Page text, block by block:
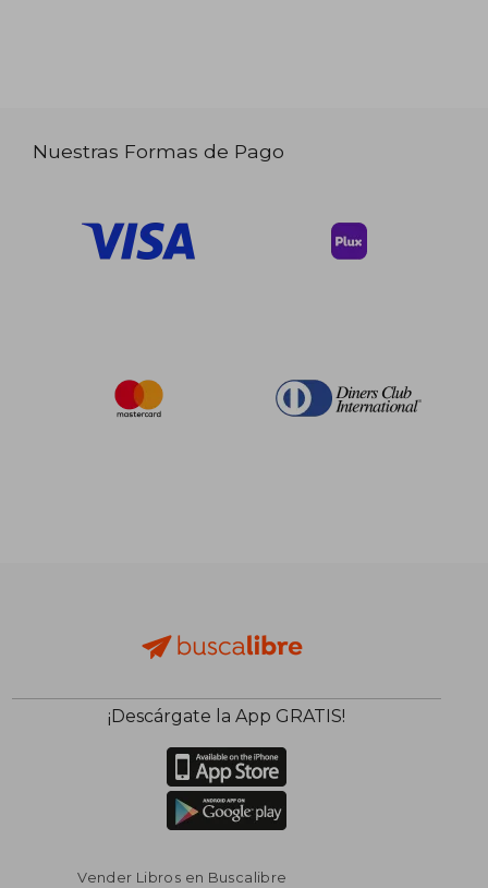
Nuestras Formas de Pago
¡Descárgate la App GRATIS!
Vender Libros en Buscalibre